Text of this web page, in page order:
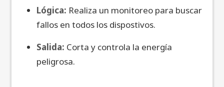
Lógica: Realiza un monitoreo para buscar
fallos en todos los dispostivos.
Salida: Corta y controla la energía
peligrosa.